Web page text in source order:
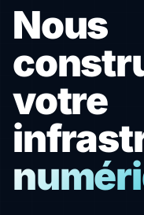
Nous
votre